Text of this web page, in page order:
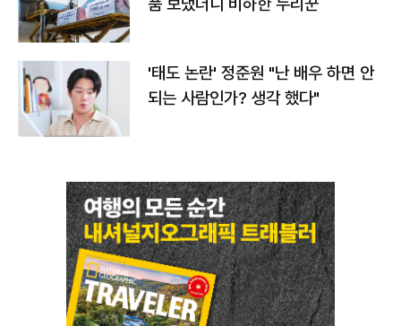
'태도 논란' 정준원 "난 배우 하면 안
되는 사람인가? 생각 했다"